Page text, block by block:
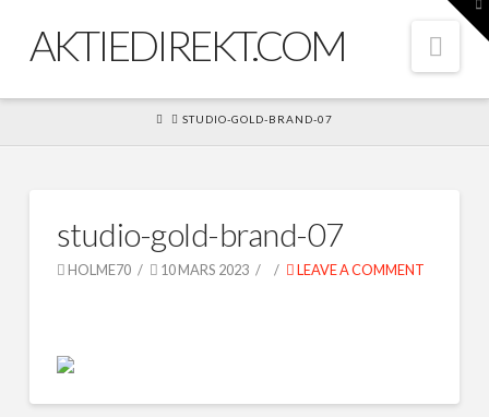
AKTIEDIREKT.COM
HOMESTUDIO-GOLD-BRAND-07
studio-gold-brand-07
HOLME70 10 MARS 2023 LEAVE A COMMENT